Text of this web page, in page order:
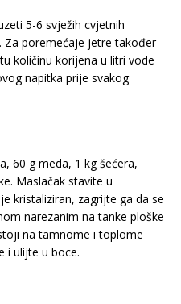
5-6 svježih cvjetnih
Za poremećaje jetre također
količinu korijena u litri vode
napitka prije svakog
60 g meda, 1 kg šećera,
Maslačak stavite u
kristaliziran, zagrijte ga da se
narezanim na tanke ploške
na tamnome i toplome
i ulijte u boce.